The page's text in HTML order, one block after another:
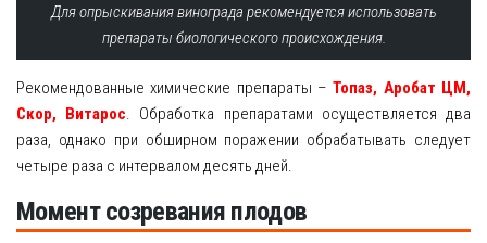
Для опрыскивания винограда рекомендуется использовать
препараты биологического происхождения.
Рекомендованные химические препараты –Топаз, Аробат ЦМ,
Скор, Витарос. Обработка препаратами осуществляется два
раза, однако при обширном поражении обрабатывать следует
четыре раза с интервалом десять дней.
Момент созревания плодов